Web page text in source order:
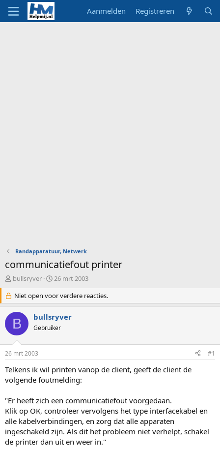
Aanmelden Registreren
Randapparatuur, Netwerk
communicatiefout printer
O
d
e
r
w
e
s
t
a
r
e
r
bullsryver
S
a
r
d
a
m
26 mrt 2003
Niet open voor verdere reacties.
B bullsryver
Gebruiker
26 mrt 2003 #1
Telkens ik wil printen vanop de client, geeft de client de
volgende foutmelding:
"Er heeft zich een communicatiefout voorgedaan.
Klik op OK, controleer vervolgens het type interfacekabel en
alle kabelverbindingen, en zorg dat alle apparaten
ingeschakeld zijn. Als dit het probleem niet verhelpt, schakel
de printer dan uit en weer in."